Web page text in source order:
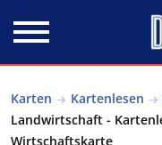
Karten Kartenlesen
Landwirtschaft -
Wirtschaftskarte